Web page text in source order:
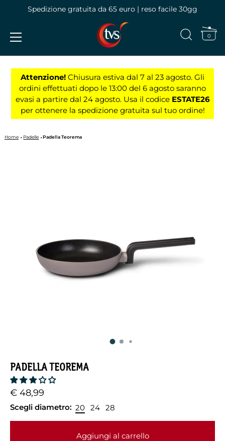
contenuto
Spedizione gratuita da 65 euro | reso facile 30gg
0
Attenzione! Chiusura estiva dal 7 al 23 agosto. Gli
ordini effettuati dopo le 13:00 del 6 agosto saranno
evasi a partire dal 24 agosto. Usa il codice ESTATE26
per ottenere la spedizione gratuita sul tuo ordine!
Home Padelle Padella Teorema
PADELLA TEOREMA
€ 48,99
Scegli diametro: 20 24 28
Aggiungi al carrello